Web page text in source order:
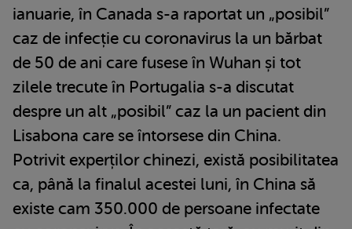
ianuarie, în Canada s-a raportat un „posibil”
caz de infecție cu coronavirus la un bărbat
de 50 de ani care fusese în Wuhan și tot
zilele trecute în Portugalia s-a discutat
despre un alt „posibil” caz la un pacient din
Lisabona care se întorsese din China.
Potrivit experților chinezi, există posibilitatea
ca, până la finalul acestei luni, în China să
existe cam 350.000 de persoane infectate